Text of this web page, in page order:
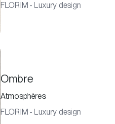
FLORIM - Luxury design
Ombre
Atmosphères
FLORIM - Luxury design